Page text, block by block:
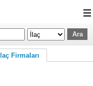
İlaç Firmaları